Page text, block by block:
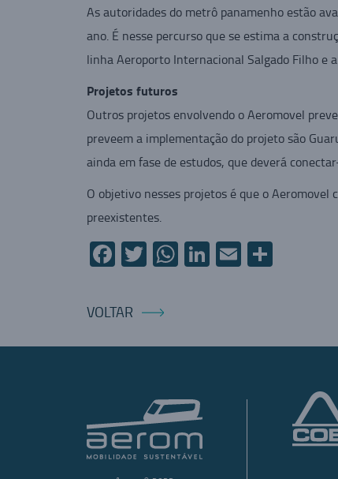
As autoridades do metrô panamenho estão
ano. É nesse percurso que se estima a
linha Aeroporto Internacional Salgado Filho e
Projetos futuros
Outros projetos envolvendo o Aeromovel
preveem a implementação do projeto são
ainda em fase de estudos, que deverá
O objetivo nesses projetos é que o
preexistentes.
Facebook
Twitter
WhatsApp
LinkedIn
Email
VOLTAR